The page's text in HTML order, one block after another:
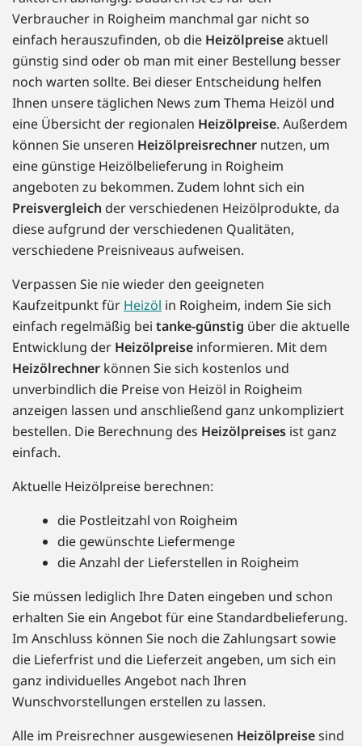
Verbraucher in Roigheim manchmal gar nicht so
einfach herauszufinden, ob die Heizölpreiseaktuell
günstig sind oder ob man mit einer Bestellung besser
noch warten sollte. Bei dieser Entscheidung helfen
Ihnen unsere täglichen News zum Thema Heizöl und
eine Übersicht der regionalen Heizölpreise. Außerdem
können Sie unseren Heizölpreisrechner nutzen, um
eine günstige Heizölbelieferung in Roigheim
angeboten zu bekommen. Zudem lohnt sich ein
Preisvergleich der verschiedenen Heizölprodukte, da
diese aufgrund der verschiedenen Qualitäten,
verschiedene Preisniveaus aufweisen.
Verpassen Sie nie wieder den geeigneten
Kaufzeitpunkt für Heizöl in Roigheim, indem Sie sich
einfach regelmäßig bei tanke-günstig über die aktuelle
Entwicklung der Heizölpreise informieren. Mit dem
Heizölrechner können Sie sich kostenlos und
unverbindlich die Preise von Heizöl in Roigheim
anzeigen lassen und anschließend ganz unkompliziert
bestellen. Die Berechnung des Heizölpreises ist ganz
einfach.
Aktuelle Heizölpreise berechnen:
die Postleitzahl von Roigheim
die gewünschte Liefermenge
die Anzahl der Lieferstellen in Roigheim
Sie müssen lediglich Ihre Daten eingeben und schon
erhalten Sie ein Angebot für eine Standardbelieferung.
Im Anschluss können Sie noch die Zahlungsart sowie
die Lieferfrist und die Lieferzeit angeben, um sich ein
ganz individuelles Angebot nach Ihren
Wunschvorstellungen erstellen zu lassen.
Alle im Preisrechner ausgewiesenen Heizölpreisesind